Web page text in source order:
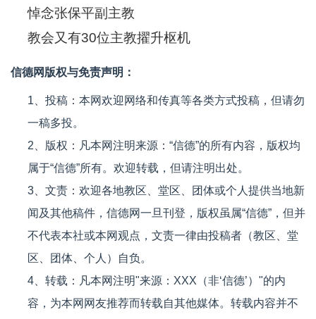
悼念张保平副主教
教会又有30位主教擢升枢机
信德网版权与免责声明：
1、投稿：本网欢迎网络和传真等各类方式投稿，但请勿
一稿多投。
2、版权：凡本网注明来源：“信德”的所有内容，版权均
属于“信德”所有。欢迎转载，但请注明出处。
3、文责：欢迎各地教区、堂区、团体或个人提供当地新
闻及其他稿件，信德网一旦刊登，版权虽属“信德”，但并
不代表本社或本网观点，文责一律由投稿者（教区、堂
区、团体、个人）自负。
4、转载：凡本网注明"来源：XXX（非‘信德’）"的内
容，为本网网友推荐而转载自其他媒体。转载内容并不